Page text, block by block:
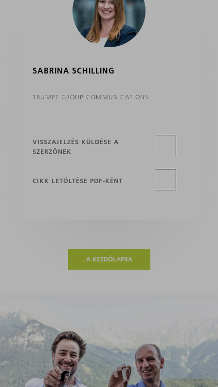
SABRINA SCHILLING
TRUMPF GROUP COMMUNICATIONS
VISSZAJELZÉS KÜLDÉSE A
SZERZŐNEK
CIKK LETÖLTÉSE PDF-KÉNT
A KEZDŐLAPRA